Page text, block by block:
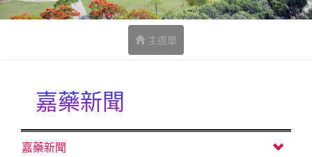
主選單
嘉藥新聞
嘉藥新聞